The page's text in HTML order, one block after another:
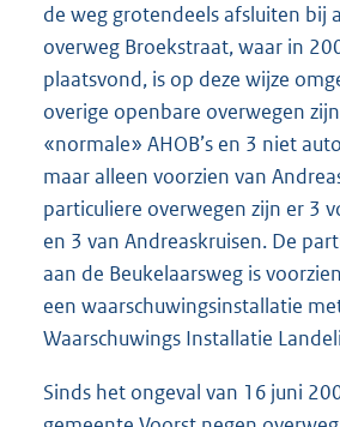
de weg grotendeels afsluiten bij
overweg Broekstraat, waar in
plaatsvond, is op deze wijze
overige openbare overwegen
«normale» AHOB’s en 3 niet
maar alleen voorzien van
particuliere overwegen zijn er 3
en 3 van Andreaskruisen. De
aan de Beukelaarsweg is
een waarschuwingsinstallatie
Waarschuwings Installatie
Sinds het ongeval van 16 juni